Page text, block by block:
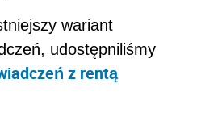
wariant
udostępniliśmy
z rentą